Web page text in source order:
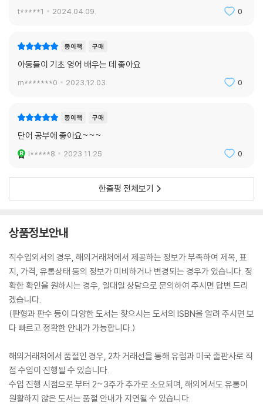
t*****1 2024.04.09. 0
종이책 구매
아동들이 기초 영어 배우는 데 좋아요
m*******0 2023.12.03. 0
종이책 구매
단어 공부에 좋아요~~~
l*****8 2023.11.25. 0
한줄평 전체보기
상품정보안내
직수입외서의 경우, 해외거래처에서 제공하는 정보가 부족하여 제목, 표
지, 가격, 유통상태 등의 정보가 미비하거나 변경되는 경우가 있습니다. 정
확한 확인을 원하시는 경우, 일대일 상담으로 문의하여 주시면 답변 드리
겠습니다.
(판형과 판수 등이 다양한 도서는 찾으시는 도서의 ISBN을 알려 주시면 보
다 빠르고 정확한 안내가 가능합니다.)
해외거래처에서 품절인 경우, 2차 거래선을 통해 유럽과 미국 출판사로 직
접 수입이 진행될 수 있습니다.
수입 진행 시점으로 부터 2~3주가 추가로 소요되며, 해외에서도 유통이
원활하지 않은 도서는 품절 안내가 지연될 수 있습니다.